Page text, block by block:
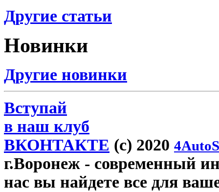
Другие статьи
Новинки
Другие новинки
Вступай
в наш клуб
ВКОНТАКТЕ (c) 2020
г.Воронеж - современный
нас вы найдете все для